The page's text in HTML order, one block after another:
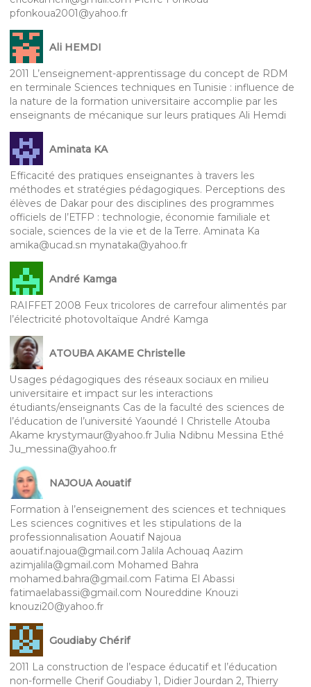
pfonkoua2001@yahoo.fr
Ali HEMDI
2011 L’enseignement-apprentissage du concept de RDM
en terminale Sciences techniques en Tunisie : influence de
la nature de la formation universitaire accomplie par les
enseignants de mécanique sur leurs pratiques Ali Hemdi
Aminata KA
Efficacité des pratiques enseignantes à travers les
méthodes et stratégies pédagogiques. Perceptions des
élèves de Dakar pour des disciplines des programmes
officiels de l’ETFP : technologie, économie familiale et
sociale, sciences de la vie et de la Terre. Aminata Ka
amika@ucad.sn mynataka@yahoo.fr
André Kamga
RAIFFET 2008 Feux tricolores de carrefour alimentés par
l’électricité photovoltaïque André Kamga
ATOUBA AKAME Christelle
Usages pédagogiques des réseaux sociaux en milieu
universitaire et impact sur les interactions
étudiants/enseignants Cas de la faculté des sciences de
l’éducation de l’université Yaoundé I Christelle Atouba
Akame krystymaur@yahoo.fr Julia Ndibnu Messina Ethé
Ju_messina@yahoo.fr
NAJOUA Aouatif
Formation à l’enseignement des sciences et techniques
Les sciences cognitives et les stipulations de la
professionnalisation Aouatif Najoua
aouatif.najoua@gmail.com Jalila Achouaq Aazim
azimjalila@gmail.com Mohamed Bahra
mohamed.bahra@gmail.com Fatima El Abassi
fatimaelabassi@gmail.com Noureddine Knouzi
knouzi20@yahoo.fr
Goudiaby Chérif
2011 La construction de l’espace éducatif et l’éducation
non-formelle Cherif Goudiaby 1, Didier Jourdan 2, Thierry